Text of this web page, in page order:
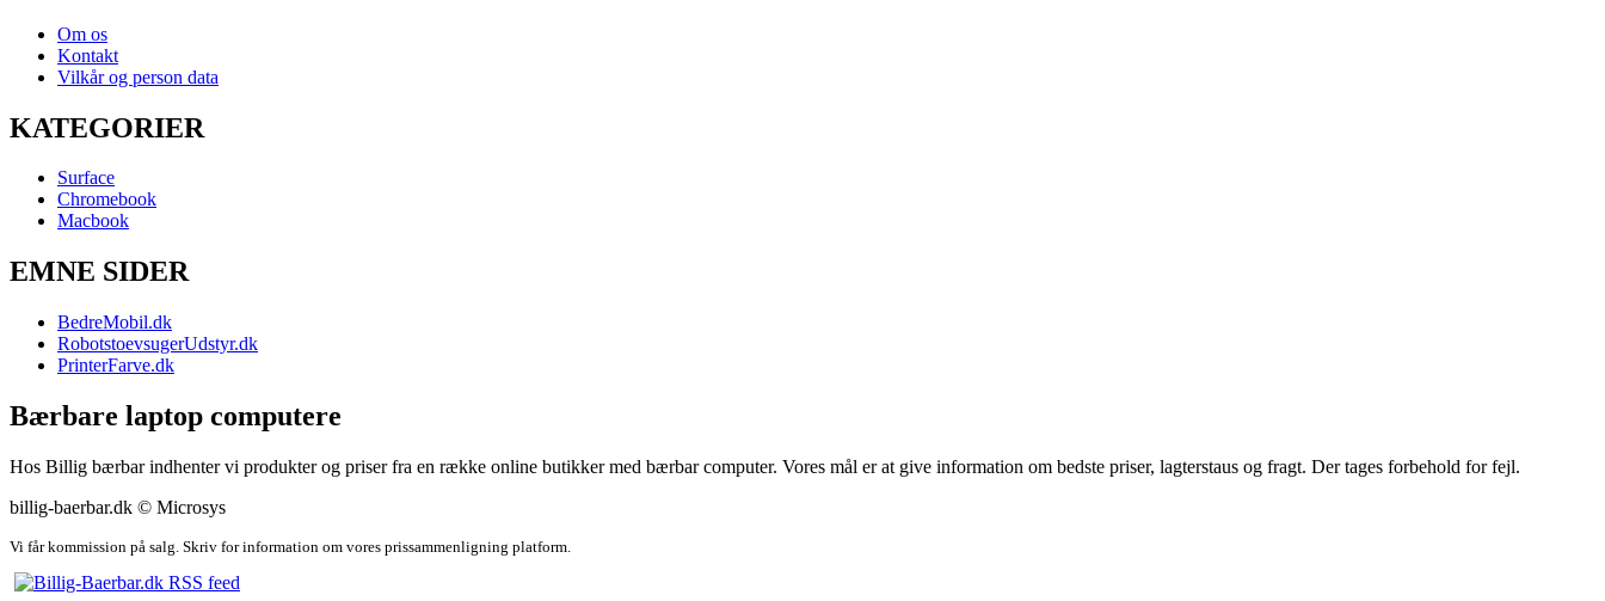
Om os
Kontakt
Vilkår og person data
KATEGORIER
Surface
Chromebook
Macbook
EMNE SIDER
BedreMobil.dk
RobotstoevsugerUdstyr.dk
PrinterFarve.dk
Bærbare laptop computere
Hos Billig bærbar indhenter vi produkter og priser fra en række online butikker med bærbar computer. Vores mål er at give information om bedste priser, lagterstaus og fragt. Der tages forbehold for fejl.
billig-baerbar.dk © Microsys
Vi får kommission på salg. Skriv for information om vores prissammenligning platform.